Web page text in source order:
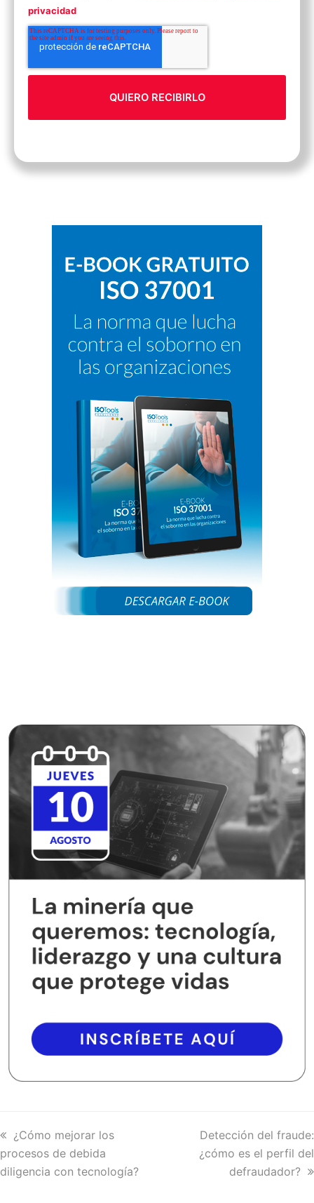
privacidad
previous
post:
¿Cómo mejorar los
procesos de debida
diligencia con tecnología?
next
post:
Detección del fraude:
¿cómo es el perfil del
defraudador?